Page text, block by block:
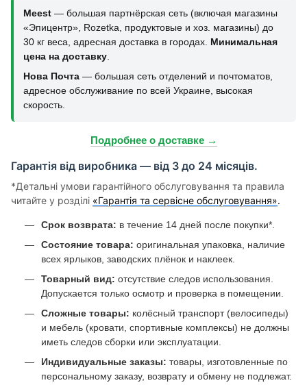
Meest — большая партнёрская сеть (включая магазины
«Эпицентр», Rozetka, продуктовые и хоз. магазины) до
30 кг веса, адресная доставка в городах. Минимальная
цена на доставку
Нова Почта — большая сеть отделений и почтоматов,
адресное обслуживание по всей Украине, высокая
скорость.
Подробнее о доставке →
Гарантія від виробника — від 3 до 24 місяців.
*Детальні умови гарантійного обслуговування та правила
читайте у розділі «Гарантія та сервісне обслуговування».
Срок возврата: в течение 14 дней после покупки*.
Состояние товара: оригинальная упаковка, наличие
всех ярлыков, заводских плёнок и наклеек.
Товарный вид: отсутствие следов использования.
Допускается только осмотр и проверка в помещении.
Сложные товары: колёсный транспорт (велосипеды)
и мебель (кровати, спортивные комплексы) не должны
иметь следов сборки или эксплуатации.
Индивидуальные заказы: товары, изготовленные по
персональному заказу, возврату и обмену не подлежат.